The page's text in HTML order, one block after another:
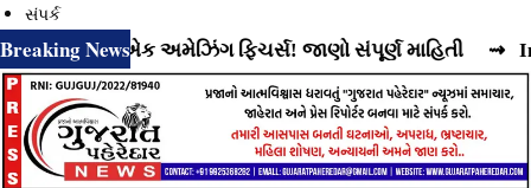
સંપર્ક
Breaking News
છે વધુ એક અમેઝિંગ ફિચર્સ! જાણો સંપૂર્ણ માહિતી ⇝